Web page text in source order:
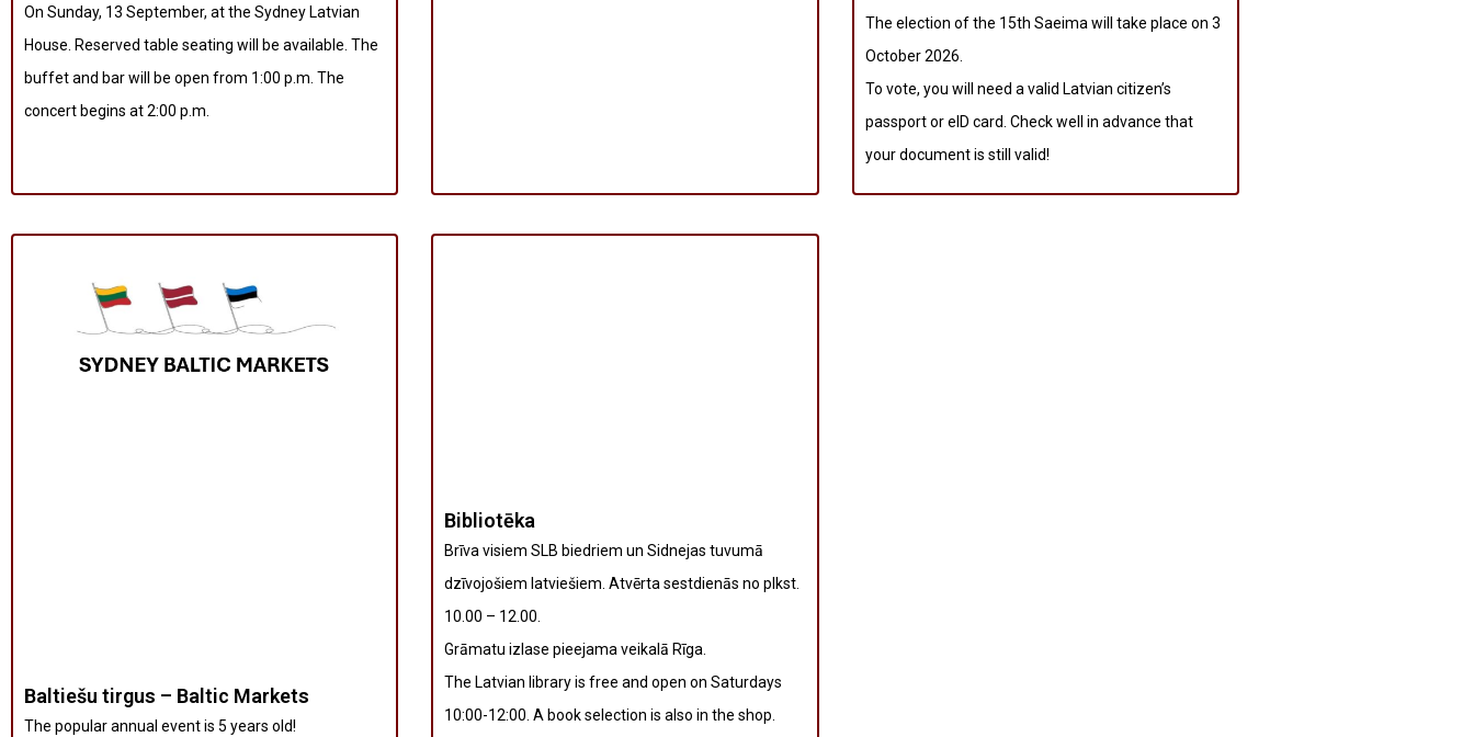
On Sunday, 13 September, at the Sydney Latvian
House. Reserved table seating will be available. The
buffet and bar will be open from 1:00 p.m. The
concert begins at 2:00 p.m.
The election of the 15th Saeima will take place on 3
October 2026.
To vote, you will need a valid Latvian citizen’s
passport or eID card. Check well in advance that
your document is still valid!
Baltiešu tirgus – Baltic Markets
The popular annual event is 5 years old!
Bibliotēka
Brīva visiem SLB biedriem un Sidnejas tuvumā
dzīvojošiem latviešiem. Atvērta sestdienās no plkst.
10.00 – 12.00.
Grāmatu izlase pieejama veikalā Rīga.
The Latvian library is free and open on Saturdays
10:00-12:00. A book selection is also in the shop.